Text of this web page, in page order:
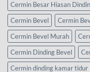
Cermin Besar Hiasan
Cermin Bevel
Cermin
Cermin Bevel Murah
Cermin Dinding Bevel
Cermin dinding kamar tidur